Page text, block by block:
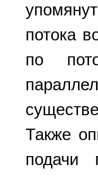
потока
по
Также
подачи